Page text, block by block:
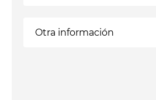
Otra información